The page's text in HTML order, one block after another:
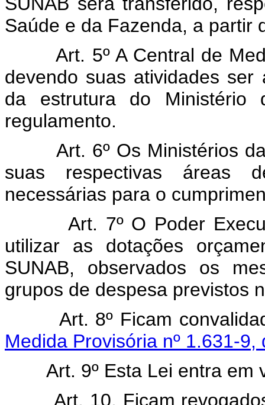
Saúde e da Fazenda, a partir
Art. 5º A Central de
devendo suas atividades ser
da estrutura do Ministério
regulamento.
Art. 6º Os Ministérios
suas respectivas áreas
necessárias para o
Art. 7º O Poder
utilizar as dotações
SUNAB, observados os
grupos de despesa previstos
Art. 8º Ficam
Medida Provisória nº 1.631-
Art. 9º Esta Lei entra em
Art. 10. Ficam